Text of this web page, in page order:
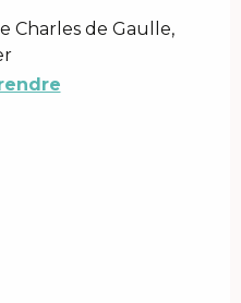
Charles de Gaulle,